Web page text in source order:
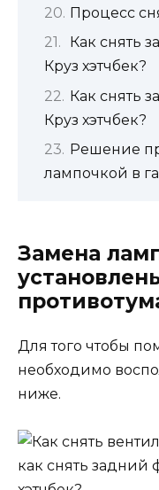
Процесс
Как снять
Круз хэтчбек?
Как снять
Круз хэтчбек?
Решение
лампочкой в
Замена
Для того чтобы
необходимо
ниже.